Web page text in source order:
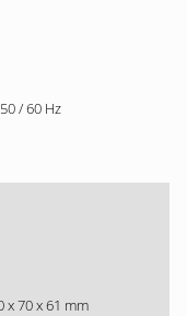
/ 60 Hz
x 70 x 61 mm